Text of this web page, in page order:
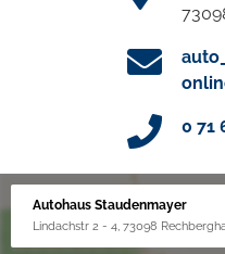
0 71
Autohaus Staudenmayer
Lindachstr 2 - 4, 73098